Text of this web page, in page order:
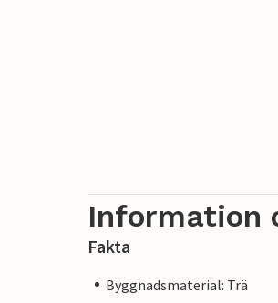
Information
Fakta
Byggnadsmaterial: Trä